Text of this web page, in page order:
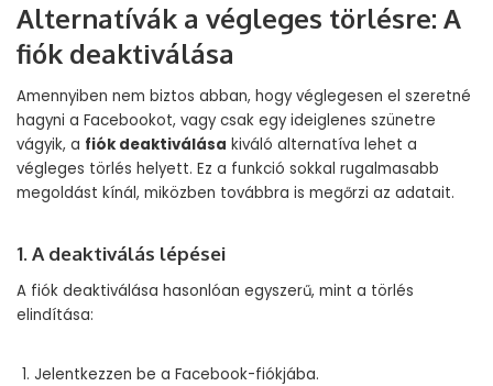
Alternatívák a végleges törlésre: A
fiók deaktiválása
Amennyiben nem biztos abban, hogy véglegesen el szeretné
hagyni a Facebookot, vagy csak egy ideiglenes szünetre
vágyik, a fiók deaktiválása kiváló alternatíva lehet a
végleges törlés helyett. Ez a funkció sokkal rugalmasabb
megoldást kínál, miközben továbbra is megőrzi az adatait.
1. A deaktiválás lépései
A fiók deaktiválása hasonlóan egyszerű, mint a törlés
elindítása:
Jelentkezzen be a Facebook-fiókjába.